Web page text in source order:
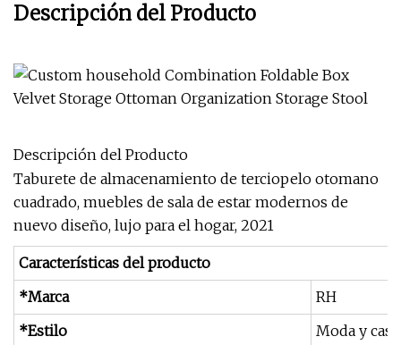
Descripción del Producto
Descripción del Producto
Taburete de almacenamiento de terciopelo otomano
cuadrado, muebles de sala de estar modernos de
nuevo diseño, lujo para el hogar, 2021
Características del producto
*Marca
RH
*Estilo
Moda y